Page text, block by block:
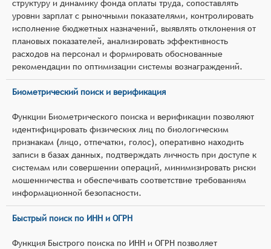
структуру и динамику фонда оплаты труда, сопоставлять
уровни зарплат с рыночными показателями, контролировать
исполнение бюджетных назначений, выявлять отклонения от
плановых показателей, анализировать эффективность
расходов на персонал и формировать обоснованные
рекомендации по оптимизации системы вознаграждений.
Биометрический поиск и верификация
Функции Биометрического поиска и верификации позволяют
идентифицировать физических лиц по биологическим
признакам (лицо, отпечатки, голос), оперативно находить
записи в базах данных, подтверждать личность при доступе к
системам или совершении операций, минимизировать риски
мошенничества и обеспечивать соответствие требованиям
информационной безопасности.
Быстрый поиск по ИНН и ОГРН
Функция Быстрого поиска по ИНН и ОГРН позволяет